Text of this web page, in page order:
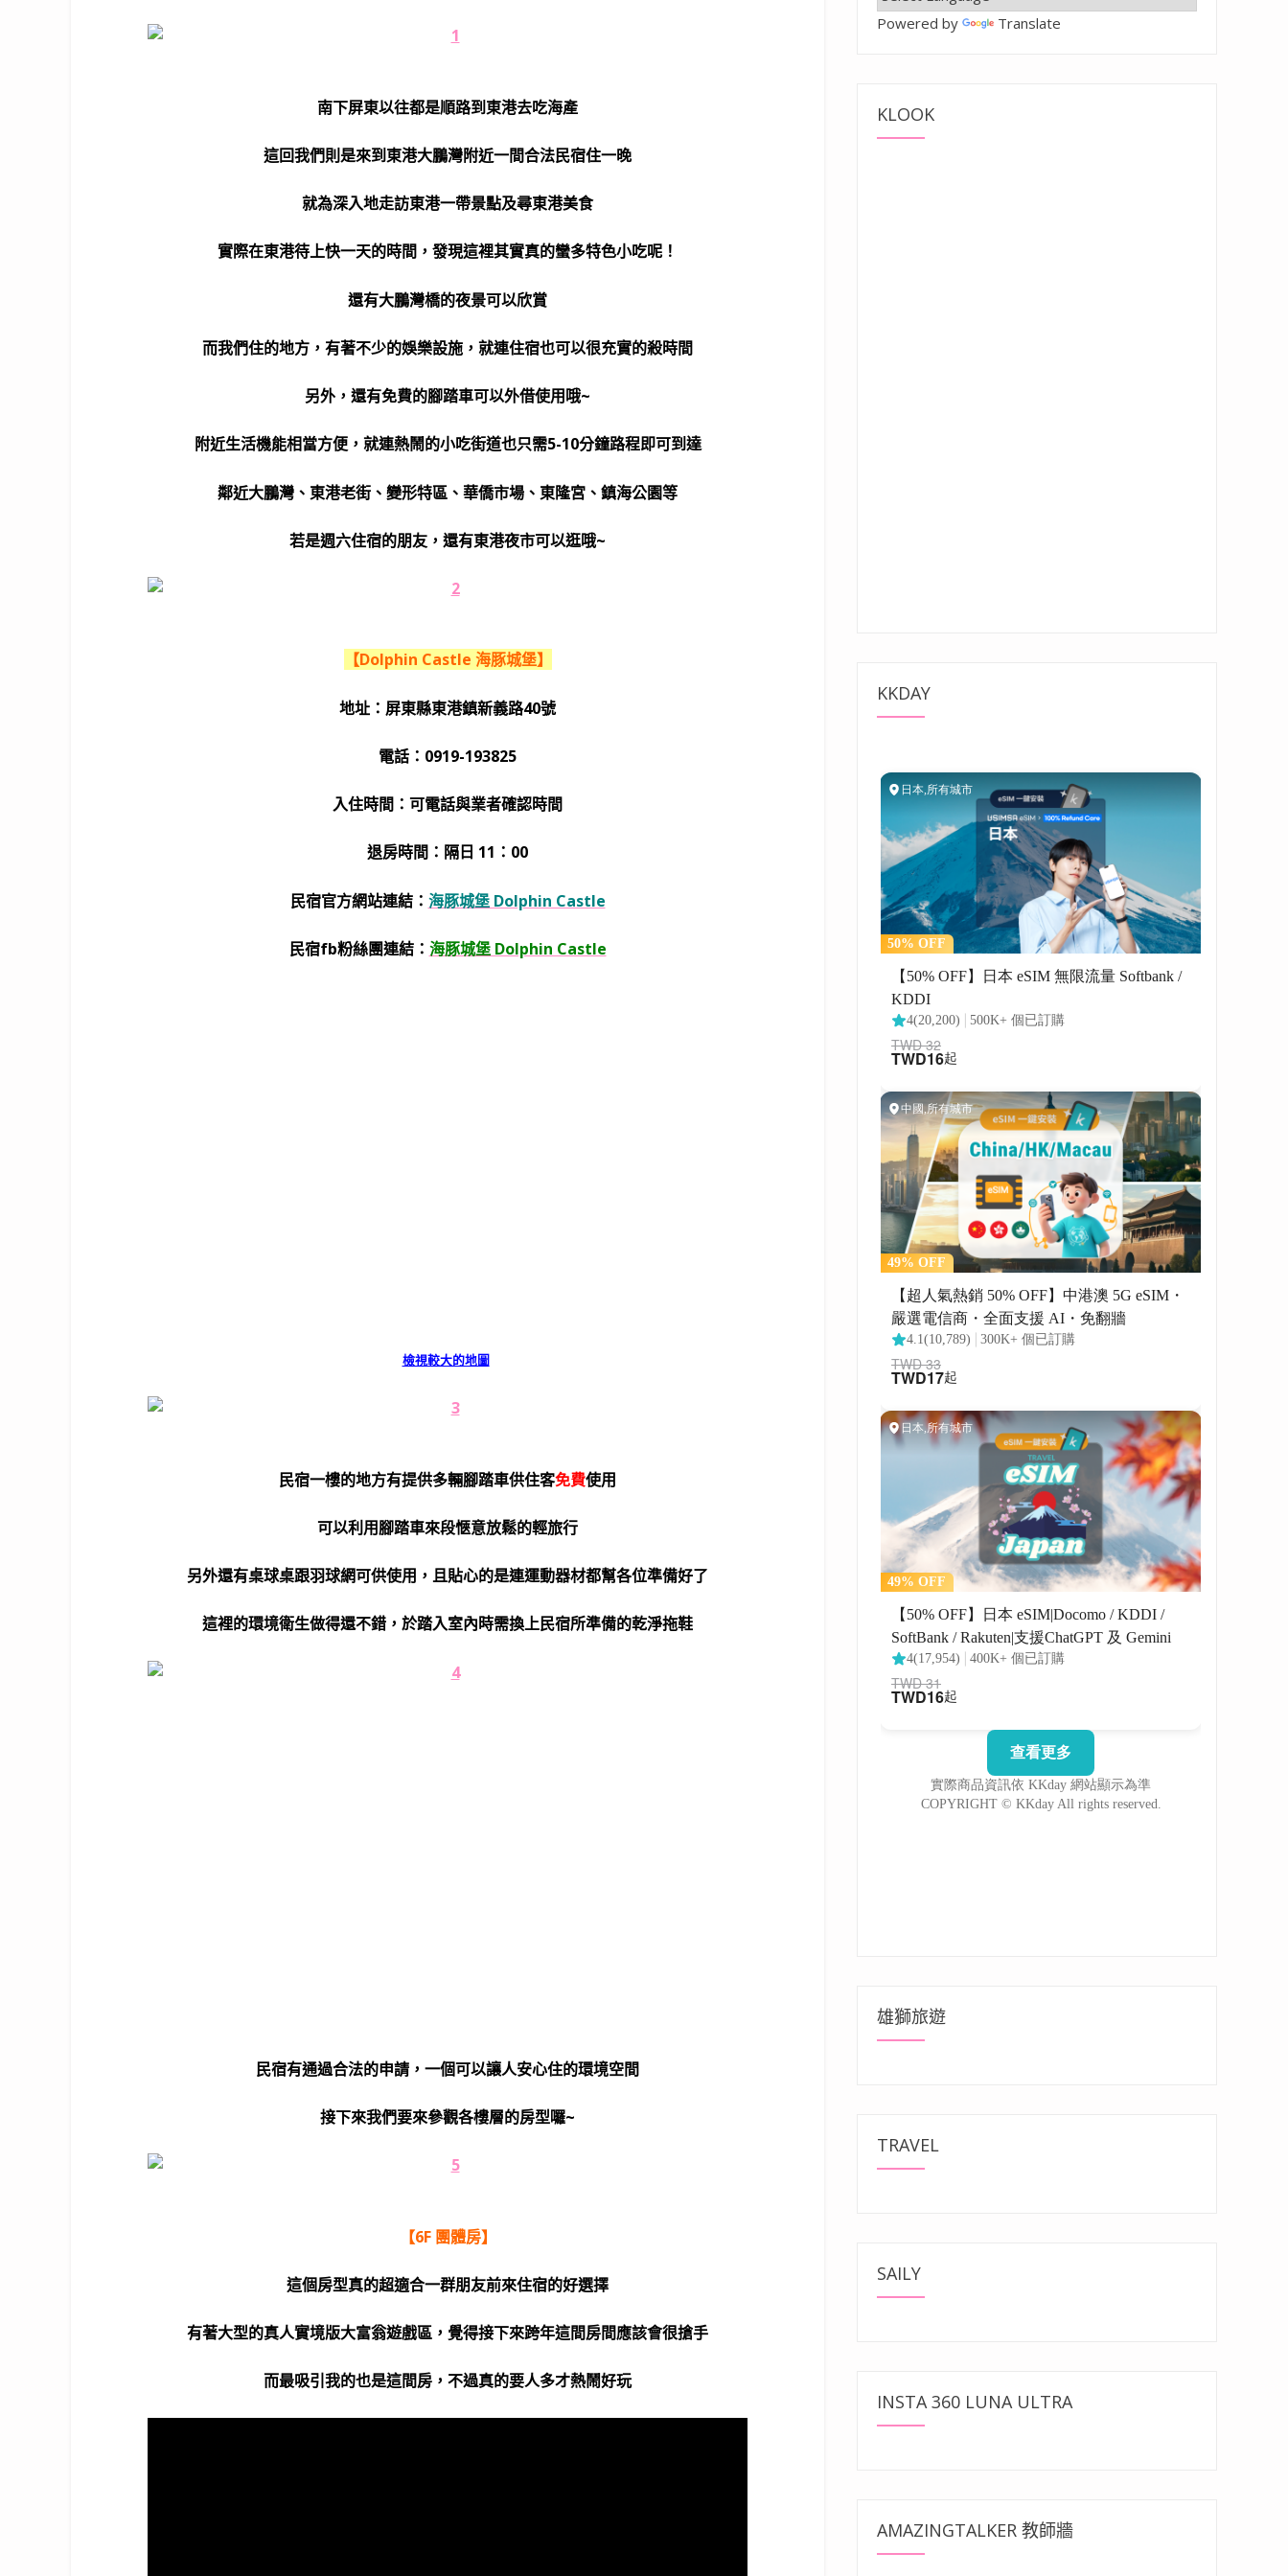
南下屏東以往都是順路到東港去吃海產
這回我們則是來到東港大鵬灣附近一間合法民宿住一晚
就為深入地走訪東港一帶景點及尋東港美食
實際在東港待上快一天的時間，發現這裡其實真的蠻多特色小吃呢！
還有大鵬灣橋的夜景可以欣賞
而我們住的地方，有著不少的娛樂設施，就連住宿也可以很充實的殺時間
另外，還有免費的腳踏車可以外借使用哦~
附近生活機能相當方便，就連熱鬧的小吃街道也只需5-10分鐘路程即可到達
鄰近大鵬灣、東港老街、變形特區、華僑市場、東隆宮、鎮海公園等
若是週六住宿的朋友，還有東港夜市可以逛哦~
【Dolphin Castle 海豚城堡】
地址：屏東縣東港鎮新義路40號
電話：0919-193825
入住時間：可電話與業者確認時間
退房時間：隔日 11：00
民宿官方網站連結： 海豚城堡 Dolphin Castle
民宿fb粉絲團連結： 海豚城堡 Dolphin Castle
檢視較大的地圖
民宿一樓的地方有提供多輛腳踏車供住客免費使用
可以利用腳踏車來段愜意放鬆的輕旅行
另外還有桌球桌跟羽球網可供使用，且貼心的是連運動器材都幫各位準備好了
這裡的環境衛生做得還不錯，於踏入室內時需換上民宿所準備的乾淨拖鞋
民宿有通過合法的申請，一個可以讓人安心住的環境空間
接下來我們要來參觀各樓層的房型囉~
【6F 團體房】
這個房型真的超適合一群朋友前來住宿的好選擇
有著大型的真人實境版大富翁遊戲區，覺得接下來跨年這間房間應該會很搶手
而最吸引我的也是這間房，不過真的要人多才熱鬧好玩
Powered by Translate
KLOOK
KKDAY
雄獅旅遊
TRAVEL
SAILY
INSTA 360 LUNA ULTRA
AMAZINGTALKER 教師牆